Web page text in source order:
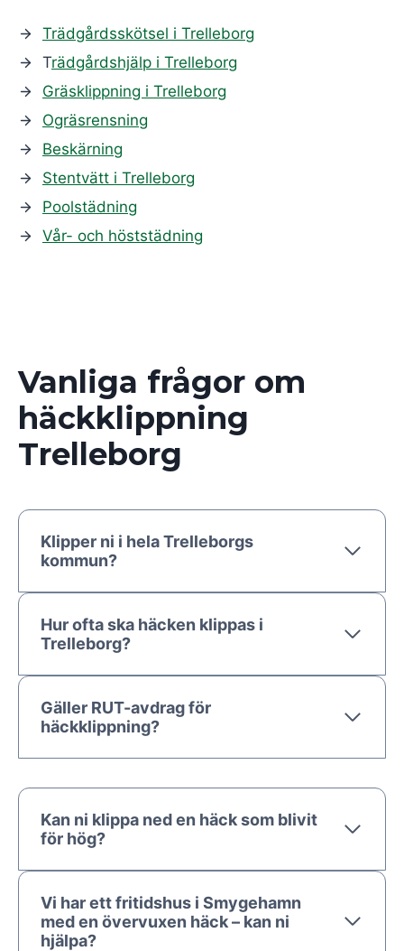
Trädgårdsskötsel i Trelleborg
Trädgårdshjälp i Trelleborg
Gräsklippning i Trelleborg
Ogräsrensning
Beskärning
Stentvätt i Trelleborg
Poolstädning
Vår- och höststädning
Vanliga frågor om
häckklippning
Trelleborg
Klipper ni i hela Trelleborgs
kommun?
Hur ofta ska häcken klippas i
Trelleborg?
Gäller RUT-avdrag för
häckklippning?
Kan ni klippa ned en häck som blivit
för hög?
Vi har ett fritidshus i Smygehamn
med en övervuxen häck – kan ni
hjälpa?